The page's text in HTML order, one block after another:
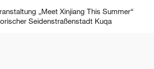
„Meet Xinjiang This Summer“
Seidenstraßenstadt Kuqa